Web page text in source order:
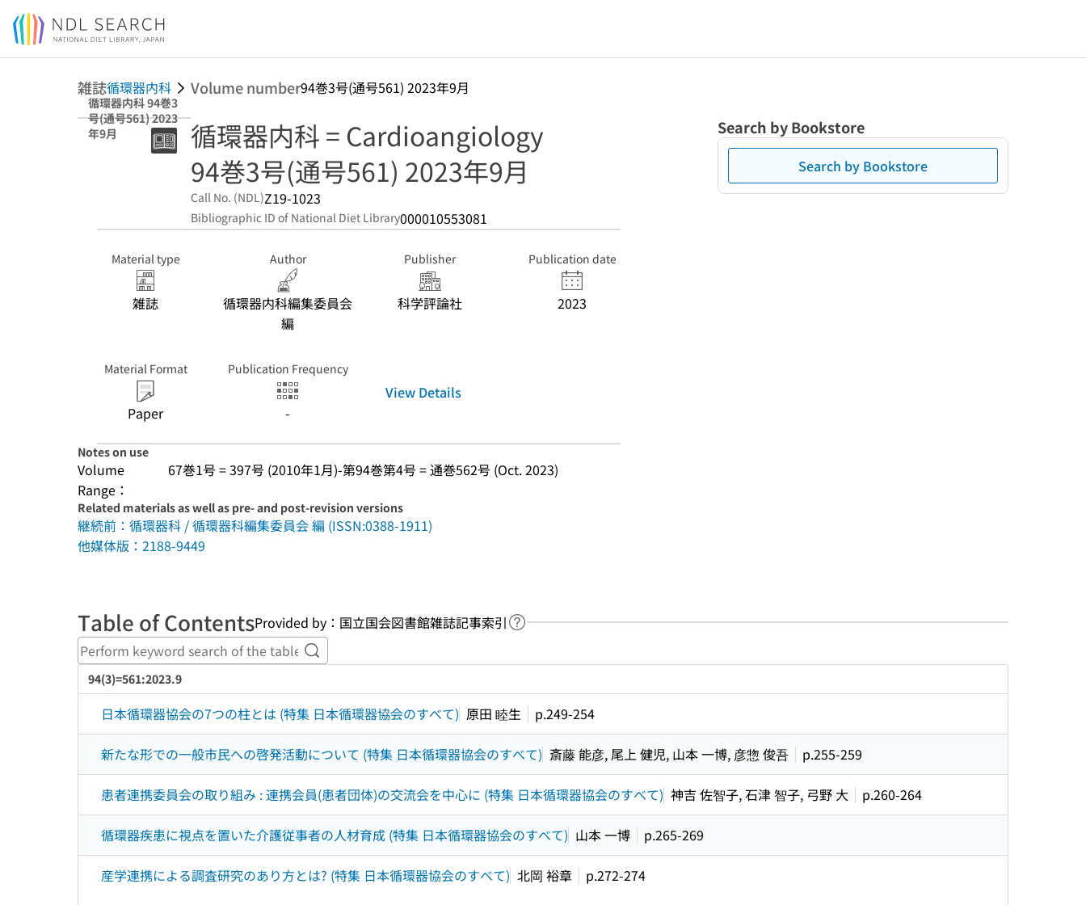
Jump to main content
雑誌循環器内科 Volume number94巻3号(通号561) 2023年9月
循環器内科 94巻3
号(通号561) 2023
年9月
循環器内科 = Cardioangiology
94巻3号(通号561) 2023年9月
Call No. (NDL)Z19-1023
Bibliographic ID of National Diet Library000010553081
Material type
雑誌
Author
循環器内科編集委員会
編
Publisher
科学評論社
Publication date
2023
Material Format
Paper
Publication Frequency
-
View Details
Notes on use
Volume
Range：
67巻1号 = 397号 (2010年1月)-第94巻第4号 = 通巻562号 (Oct. 2023)
Related materials as well as pre- and post-revision versions
継続前：循環器科 / 循環器科編集委員会 編 (ISSN:0388-1911)
他媒体版：2188-9449
Search by Bookstore
Search by Bookstore
Table of ContentsProvided by：国立国会図書館雑誌記事索引 Link to Help Page
Perform keyword search of the table of contents
94(3)=561:2023.9
日本循環器協会の7つの柱とは (特集 日本循環器協会のすべて) 原田 睦生 p.249-254
新たな形での一般市民への啓発活動について (特集 日本循環器協会のすべて) 斎藤 能彦, 尾上 健児, 山本 一博, 彦惣 俊吾 p.255-259
患者連携委員会の取り組み : 連携会員(患者団体)の交流会を中心に (特集 日本循環器協会のすべて) 神吉 佐智子, 石津 智子, 弓野 大 p.260-264
循環器疾患に視点を置いた介護従事者の人材育成 (特集 日本循環器協会のすべて) 山本 一博 p.265-269
産学連携による調査研究のあり方とは? (特集 日本循環器協会のすべて) 北岡 裕章 p.272-274